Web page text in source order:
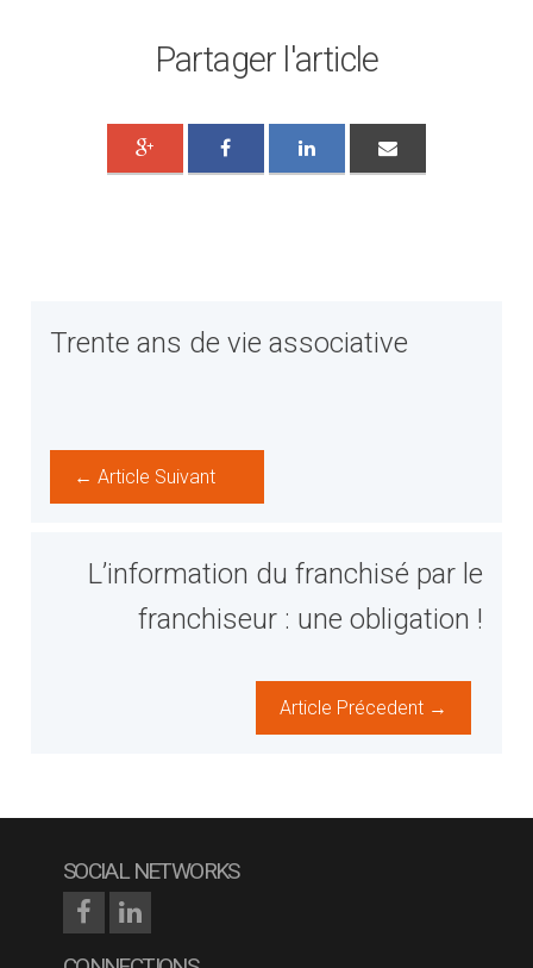
Partager l'article
Trente ans de vie associative
← Article Suivant
L’information du franchisé par le
franchiseur : une obligation !
Article Précedent →
SOCIAL NETWORKS